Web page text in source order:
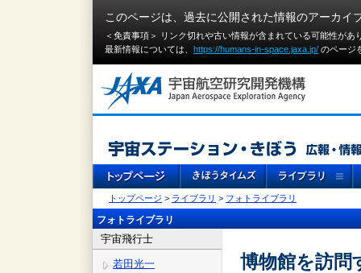
このページは、過去に公開された情報のアーカイ
＜免責事項＞ リンク切れや古い情報が含まれている可能性が
最新情報については、 https://humans-in-space.jaxa.jp/ のページ
トップページ > ライブラリ > フォトライブラリ
フォトライブラリ
宇宙飛行士
若田光一
博物館を訪問